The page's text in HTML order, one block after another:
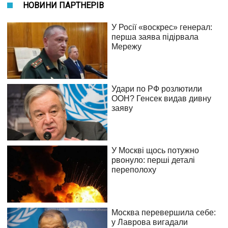
НОВИНИ ПАРТНЕРІВ